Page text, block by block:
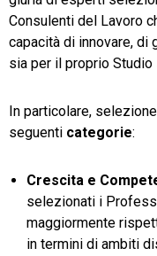
Consulenti del Lavoro
capacità di innovare, di
sia per il proprio Studio
In particolare,
seguenti categorie:
Crescita e
selezionati i
maggiormente
in termini di ambiti